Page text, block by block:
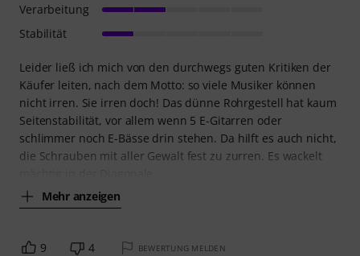
Leider ließ ich mich von den durchwegs guten Kritiken der
Käufer leiten, nach dem Motto: so viele Musiker können
nicht irren. Sie irren doch! Das dünne Rohrgestell hat kaum
Seitenstabilität, vor allem wenn 5 E-Gitarren oder
schlimmer noch E-Bässe drin stehen. Da hilft es auch nicht,
die Schrauben mit aller Gewalt fest zu zurren. Es wackelt
Mehr anzeigen
Verarbeitung
Stabilität
9 4 BEWERTUNG MELDEN